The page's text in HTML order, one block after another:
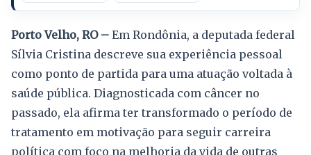
Porto Velho, RO – Em Rondônia, a deputada federal
Sílvia Cristina descreve sua experiência pessoal
como ponto de partida para uma atuação voltada à
saúde pública. Diagnosticada com câncer no
passado, ela afirma ter transformado o período de
tratamento em motivação para seguir carreira
política com foco na melhoria da vida de outras